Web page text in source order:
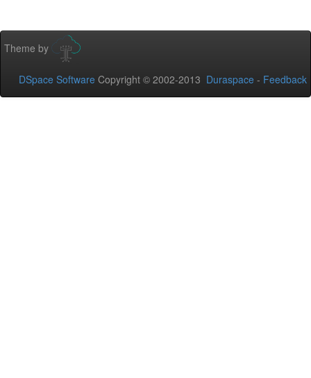
Theme by
DSpace Software Copyright © 2002-2013 Duraspace - Feedback